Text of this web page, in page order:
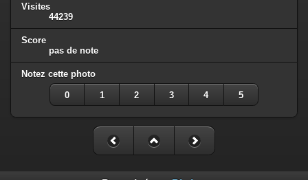
Visites
44239
Score
pas de note
Notez cette photo
0 1 2 3 4 5